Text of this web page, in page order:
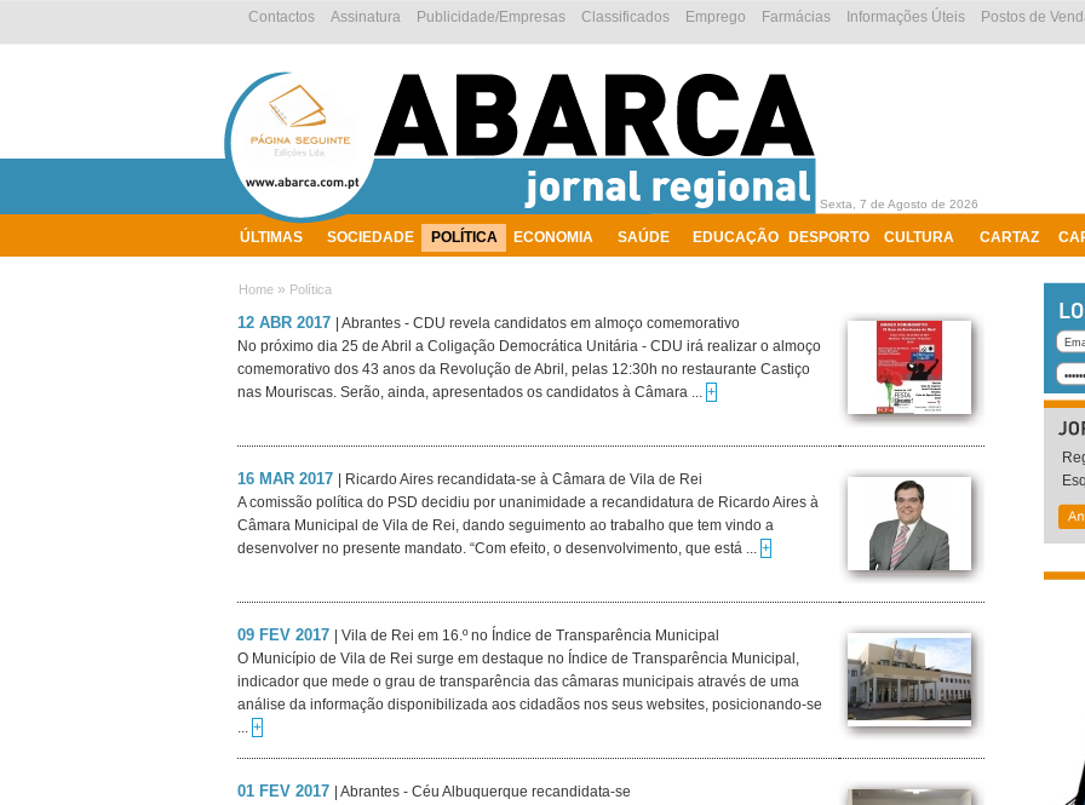
ÚLTIMAS SOCIEDADE POLÍTICA ECONOMIA SAÚDE EDUCAÇÃO DESPORTO CULTURA CARTAZ
Postos de
Informações Úteis
Farmácias
Emprego
Classificados
Publicidade/Empresas
Assinatura
Contactos
Sexta, 7 de Agosto de 2026
Home » Política
12 ABR 2017
| Abrantes - CDU revela candidatos em almoço comemorativo
No próximo dia 25 de Abril a Coligação Democrática Unitária - CDU irá realizar o almoço
comemorativo dos 43 anos da Revolução de Abril, pelas 12:30h no restaurante Castiço
nas Mouriscas. Serão, ainda, apresentados os candidatos à Câmara ... +
16 MAR 2017
| Ricardo Aires recandidata-se à Câmara de Vila de Rei
A comissão política do PSD decidiu por unanimidade a recandidatura de Ricardo Aires à
Câmara Municipal de Vila de Rei, dando seguimento ao trabalho que tem vindo a
desenvolver no presente mandato. “Com efeito, o desenvolvimento, que está ... +
09 FEV 2017
| Vila de Rei em 16.º no Índice de Transparência Municipal
O Município de Vila de Rei surge em destaque no Índice de Transparência Municipal,
indicador que mede o grau de transparência das câmaras municipais através de uma
análise da informação disponibilizada aos cidadãos nos seus websites, posicionando-se
... +
01 FEV 2017
| Abrantes - Céu Albuquerque recandidata-se